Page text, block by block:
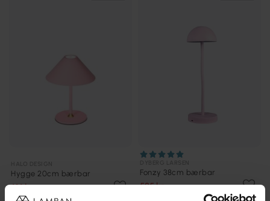
Hygge 20cm bærbar
614 kr.
Vejl. 768 kr.
Fonzy 38cm bærbar
525 kr.